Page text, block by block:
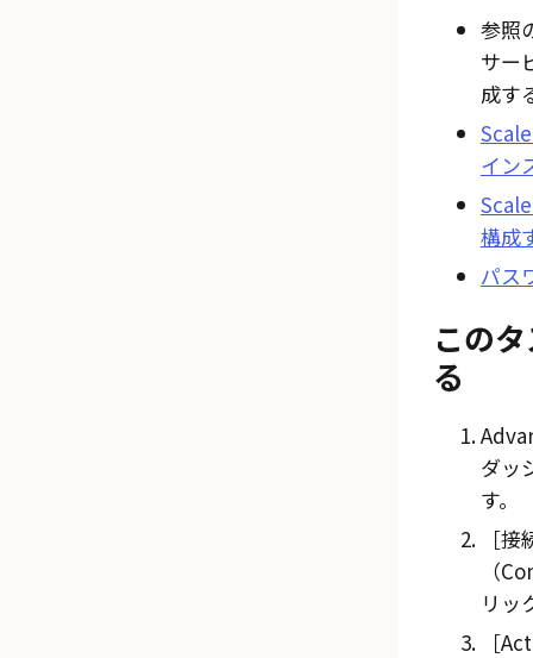
参照
サー
成す
イン
構成
パス
この
る
ダッ
す。
接
（
リッ